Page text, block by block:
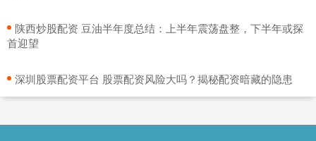
​陕西炒股配资 豆油半年度总结：上半年震荡盘整，下半年或探
首迎望
​深圳股票配资平台 股票配资风险大吗？揭秘配资暗藏的隐患